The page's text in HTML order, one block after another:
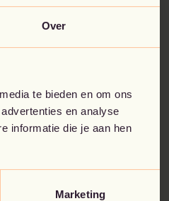
Over
te bieden en om ons
en analyse
informatie die je aan hen
Marketing